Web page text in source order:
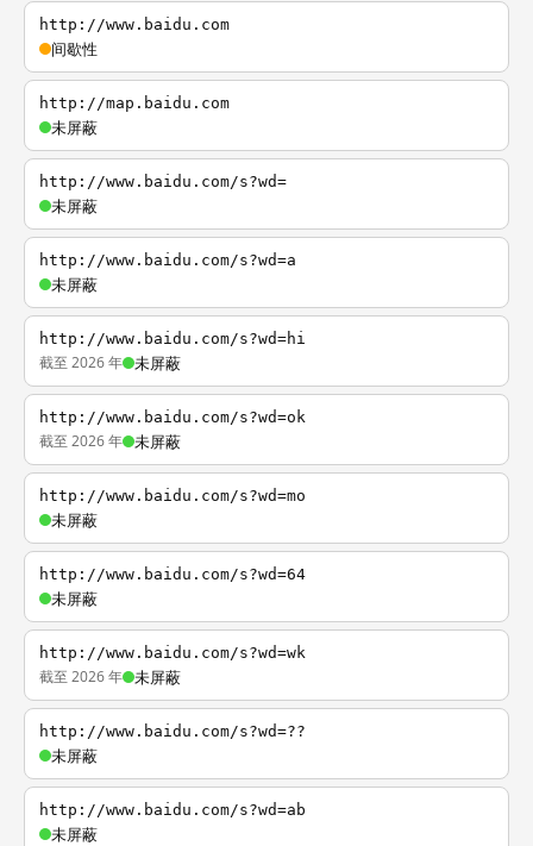
http://www.baidu.com
间歇性
http://map.baidu.com
未屏蔽
http://www.baidu.com/s?wd=
未屏蔽
http://www.baidu.com/s?wd=a
未屏蔽
http://www.baidu.com/s?wd=hi
截至 2026 年 未屏蔽
http://www.baidu.com/s?wd=ok
截至 2026 年 未屏蔽
http://www.baidu.com/s?wd=mo
未屏蔽
http://www.baidu.com/s?wd=64
未屏蔽
http://www.baidu.com/s?wd=wk
截至 2026 年 未屏蔽
http://www.baidu.com/s?wd=??
未屏蔽
http://www.baidu.com/s?wd=ab
未屏蔽